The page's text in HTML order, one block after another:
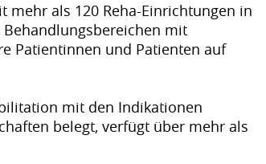
als 120 Reha-Einrichtungen in
mit
Patientinnen und Patienten auf
mit den Indikationen
belegt, verfügt über mehr als